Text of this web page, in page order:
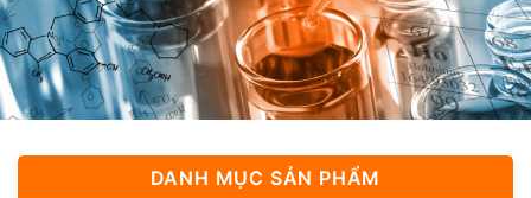
DANH MỤC SẢN PHẨM